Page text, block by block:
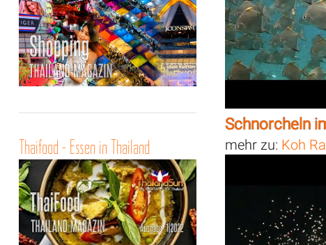
Schnorcheln
mehr zu: Koh
Thaifood - Essen in Thailand